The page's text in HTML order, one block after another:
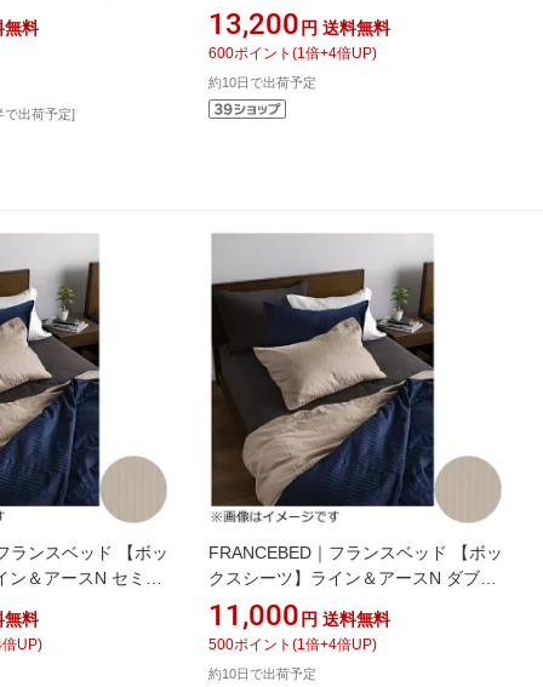
ン FH131872-130
無料
で出荷予定]
ンサイズ（綿100％/170×195×35cm/ベ
ージュ） フランスベッド
13,200 円 送料無料
600ポイント (1 倍+4倍UP)
約10日で出荷予定
ランスベッド 【ボッ
＆アースN セミダ
スベッド
無料
倍UP)
FRANCEBED｜フランスベッド 【ボッ
クスシーツ】ライン＆アースN ダブル
サイズ（綿100％/140×195×35cm/ベー
ジュ） フランスベッド
11,000 円 送料無料
500ポイント (1 倍+4倍UP)
約10日で出荷予定